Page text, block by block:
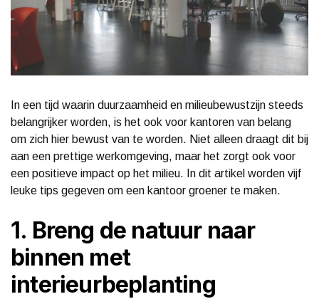
In een tijd waarin duurzaamheid en milieubewustzijn steeds
belangrijker worden, is het ook voor kantoren van belang
om zich hier bewust van te worden. Niet alleen draagt dit bij
aan een prettige werkomgeving, maar het zorgt ook voor
een positieve impact op het milieu. In dit artikel worden vijf
leuke tips gegeven om een kantoor groener te maken.
1. Breng de natuur naar
binnen met
interieurbeplanting